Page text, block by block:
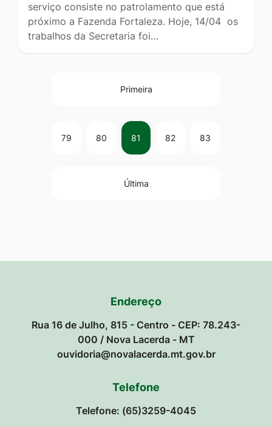
serviço consiste no patrolamento que está
próximo a Fazenda Fortaleza. Hoje, 14/04 os
trabalhos da Secretaria foi…
Primeira
79 80 81 82 83
Última
Endereço
Rua 16 de Julho, 815 - Centro - CEP: 78.243-
000 / Nova Lacerda - MT
ouvidoria@novalacerda.mt.gov.br
Telefone
Telefone: (65)3259-4045